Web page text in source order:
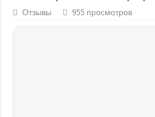
Отзывы 955 просмотров